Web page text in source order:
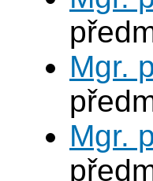
Mgr.
Mgr.